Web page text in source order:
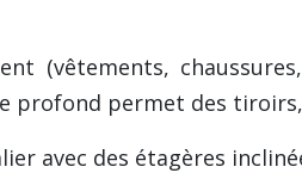
(vêtements,
permet des
avec des étagères